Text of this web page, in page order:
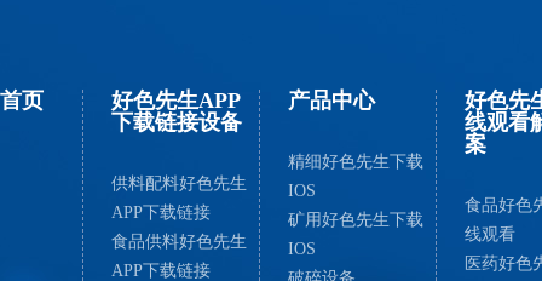
首页
好色先生APP
下载链接设备
供料配料好色先生
APP下载链接
食品供料好色先生
APP下载链接
产品中心
精细好色先生下载
IOS
矿用好色先生下载
IOS
好色先
线观看
案
食品好色
线观看
医药好色